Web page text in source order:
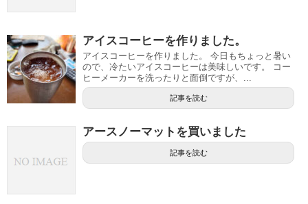
アイスコーヒーを作りました。
アイスコーヒーを作りました。 今日もちょっと暑い
ので、冷たいアイスコーヒーは美味しいです。 コー
ヒーメーカーを洗ったりと面倒ですが、...
記事を読む
アースノーマットを買いました
記事を読む